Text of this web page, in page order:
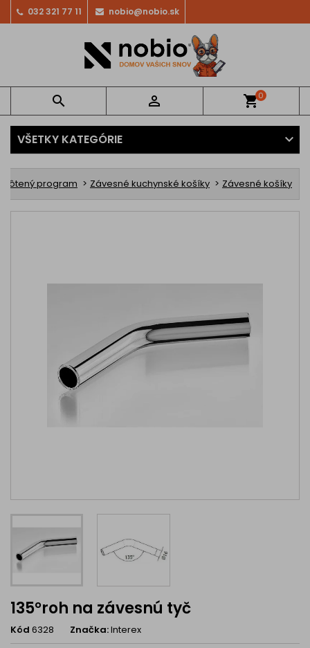
032 321 77 11 nobio@nobio.sk
  shopping_cart0
VŠETKY KATEGÓRIE
Drôtený program Závesné kuchynské košíky Závesné košíky
135°roh na závesnú tyč
Kód 6328 Značka:Interex